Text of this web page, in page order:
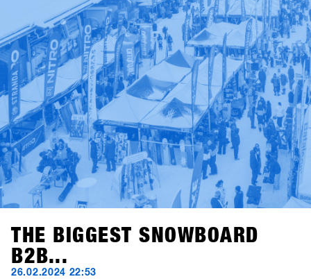
THE BIGGEST SNOWBOARD
B2B...
26.02.2024 22:53